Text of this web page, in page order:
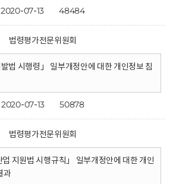
2020-07-13 48484
법령평가전문위원회
발법 시행령」 일부개정안에 대한 개인정보 침
2020-07-13 50878
법령평가전문위원회
업 지원법 시행규칙」 일부개정안에 대한 개인
과